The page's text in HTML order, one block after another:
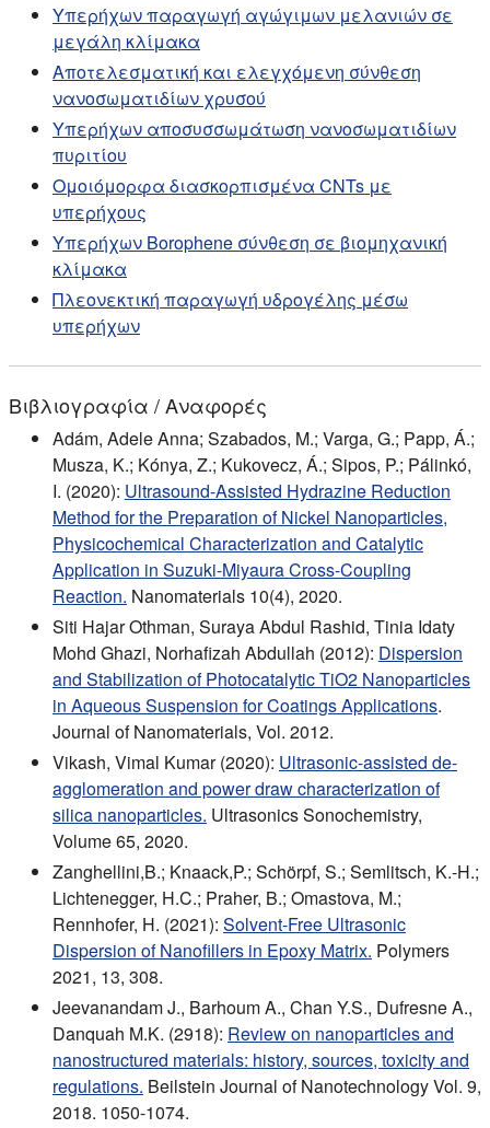
Υπερήχων παραγωγή αγώγιμων μελανιών σε
μεγάλη κλίμακα
Αποτελεσματική και ελεγχόμενη σύνθεση
νανοσωματιδίων χρυσού
Υπερήχων αποσυσσωμάτωση νανοσωματιδίων
πυριτίου
Ομοιόμορφα διασκορπισμένα CNTs με
υπερήχους
Υπερήχων Borophene σύνθεση σε βιομηχανική
κλίμακα
Πλεονεκτική παραγωγή υδρογέλης μέσω
υπερήχων
Βιβλιογραφία / Αναφορές
Adám, Adele Anna; Szabados, M.; Varga, G.; Papp, Á.;
Musza, K.; Kónya, Z.; Kukovecz, Á.; Sipos, P.; Pálinkó,
I. (2020): Ultrasound-Assisted Hydrazine Reduction
Method for the Preparation of Nickel Nanoparticles,
Physicochemical Characterization and Catalytic
Application in Suzuki-Miyaura Cross-Coupling
Reaction. Nanomaterials 10(4), 2020.
Siti Hajar Othman, Suraya Abdul Rashid, Tinia Idaty
Mohd Ghazi, Norhafizah Abdullah (2012): Dispersion
and Stabilization of Photocatalytic TiO2 Nanoparticles
in Aqueous Suspension for Coatings Applications.
Journal of Nanomaterials, Vol. 2012.
Vikash, Vimal Kumar (2020): Ultrasonic-assisted de-
agglomeration and power draw characterization of
silica nanoparticles. Ultrasonics Sonochemistry,
Volume 65, 2020.
Zanghellini,B.; Knaack,P.; Schörpf, S.; Semlitsch, K.-H.;
Lichtenegger, H.C.; Praher, B.; Omastova, M.;
Rennhofer, H. (2021): Solvent-Free Ultrasonic
Dispersion of Nanofillers in Epoxy Matrix. Polymers
2021, 13, 308.
Jeevanandam J., Barhoum A., Chan Y.S., Dufresne A.,
Danquah M.K. (2918): Review on nanoparticles and
nanostructured materials: history, sources, toxicity and
regulations. Beilstein Journal of Nanotechnology Vol. 9,
2018. 1050-1074.